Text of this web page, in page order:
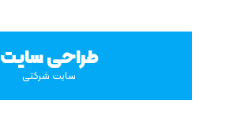
طراحی سایت
سایت شرکتی